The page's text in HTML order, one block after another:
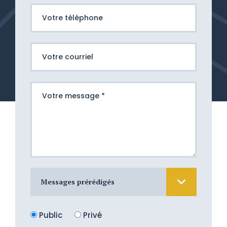
Messages prérédigés
Nous sommes atterrés devant cette
douloureuse épreuve. Nous aimerions
Public Privé